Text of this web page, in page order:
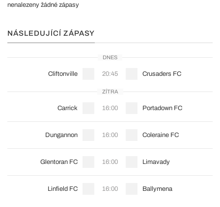
nenalezeny žádné zápasy
NÁSLEDUJÍCÍ ZÁPASY
DNES
Cliftonville 20:45 Crusaders FC
ZÍTRA
Carrick 16:00 Portadown FC
Dungannon 16:00 Coleraine FC
Glentoran FC 16:00 Limavady
Linfield FC 16:00 Ballymena